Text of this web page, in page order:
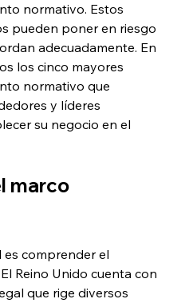
normativo. Estos
pueden poner en riesgo
adecuadamente. En
los cinco mayores
normativo que
y líderes
su negocio en el
marco
es comprender el
Reino Unido cuenta con
que rige diversos